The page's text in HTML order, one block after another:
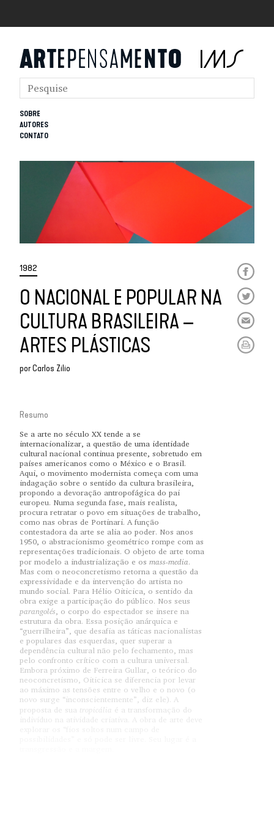
SOBRE
AUTORES
CONTATO
1982
O NACIONAL E POPULAR NA
CULTURA BRASILEIRA –
ARTES PLÁSTICAS
porCarlos Zilio
Resumo
Se a arte no século XX tende a se
internacionalizar, a questão de uma identidade
cultural nacional continua presente, sobretudo em
países americanos como o México e o Brasil.
Aqui, o movimento modernista começa com uma
indagação sobre o sentido da cultura brasileira,
propondo a devoração antropofágica do pai
europeu. Numa segunda fase, mais realista,
procura retratar o povo em situações de trabalho,
como nas obras de Portinari. A função
contestadora da arte se alia ao poder. Nos anos
1950, o abstracionismo geométrico rompe com as
representações tradicionais. O objeto de arte toma
por modelo a industrialização e os mass-media.
Mas com o neoconcretismo retorna a questão da
expressividade e da intervenção do artista no
mundo social. Para Hélio Oiticica, o sentido da
obra exige a participação do público. Nos seus
parangolés , o corpo do espectador se insere na
estrutura da obra. Essa posição anárquica e
“guerrilheira”, que desafia as táticas nacionalistas
e populares das esquerdas, quer superar a
dependência cultural não pelo fechamento, mas
pelo confronto crítico com a cultura universal.
Embora próximo de Ferreira Gullar, o teórico do
neoconcretismo, Oiticica se diferencia por levar
ao máximo as tensões entre o velho e o novo (o
novo surge “inconscientemente”, diz ele). A
proposta de sua tropicália é a transformação do
indivíduo na atividade criativa. A obra de arte deve